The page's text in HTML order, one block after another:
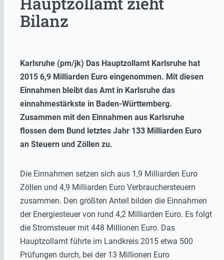
Bilanz
Karlsruhe (pm/jk) Das Hauptzollamt Karlsruhe hat
2015 6,9 Milliarden Euro eingenommen. Mit diesen
Einnahmen bleibt das Amt in Karlsruhe das
einnahmestärkste in Baden-Württemberg.
Zusammen mit den Einnahmen aus Karlsruhe
flossen dem Bund letztes Jahr 133 Milliarden Euro
an Steuern und Zöllen zu.
Die Einnahmen setzen sich aus 1,9 Milliarden Euro
Zöllen und 4,9 Milliarden Euro Verbrauchersteuern
zusammen. Den größten Anteil bilden die Einnahmen
der Energiesteuer von rund 4,2 Milliarden Euro. Es folgt
die Stromsteuer mit 448 Millionen Euro. Das
Hauptzollamt führte im Landkreis 2015 etwa 500
Prüfungen durch, bei der 13 Millionen Euro